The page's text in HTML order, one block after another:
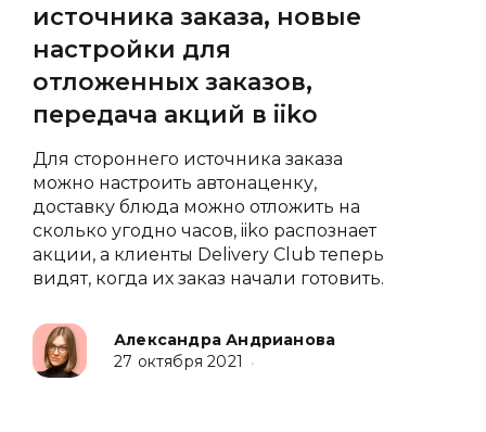
источника заказа, новые
настройки для
отложенных заказов,
передача акций в iiko
Для стороннего источника заказа
можно настроить автонаценку,
доставку блюда можно отложить на
сколько угодно часов, iiko распознает
акции, а клиенты Delivery Club теперь
видят, когда их заказ начали готовить.
Александра Андрианова
27 октября 2021
•